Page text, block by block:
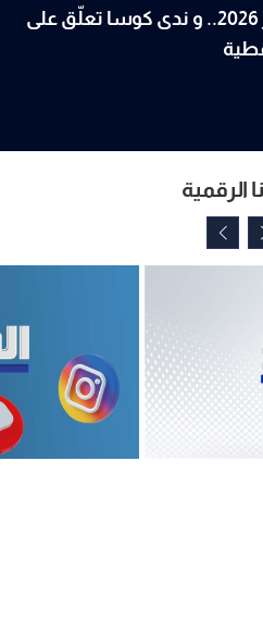
إطلاق شعار موركس دور 2026.. و ندى كوسا تعلّق على
الرقمية